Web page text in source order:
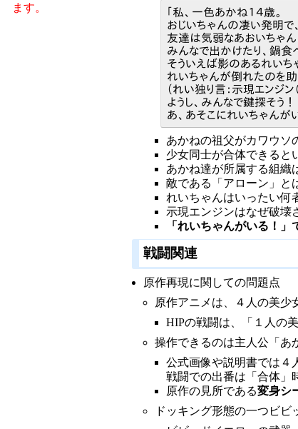
ます。
「私、一色あかね１４歳。
おじいちゃんの凄い発明で
友達は気弱なあおいちゃん
みんなで出かけたり、鍋食
そういえば影のあるれいち
れいちゃんが倒れたのを助
（れい独り言：示現エンジ
ようし、みんなで鍵探そう
あ、あそこにれいちゃんが
あかねの祖父がカワウソ
少女同士が合体できると
あかね達が所属する組織
敵である「アローン」と
れいちゃんはいったい何
示現エンジンはなぜ破壊
「れいちゃんがいる！
戦闘関連
原作再現に関しての問題点
原作アニメは、４人の美少
HIPの戦闘は、「１人の
操作できるのは主人公「あ
公式画像や説明書では４
戦闘での出番は「合体」
原作の見所である変身シ
ドッキング形態の一つビビ